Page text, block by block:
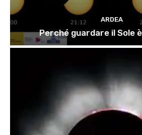
ARDEA
Perché guardare il Sole